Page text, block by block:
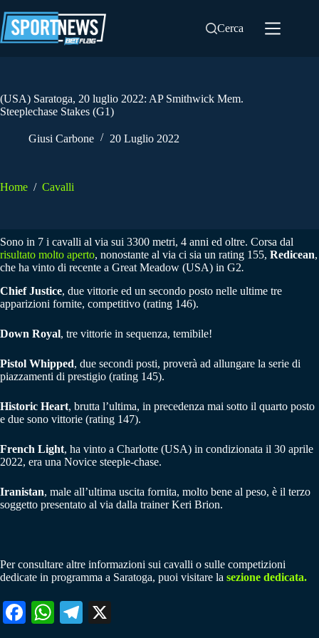
al
contenuto
Cerca
(USA) Saratoga, 20 luglio 2022: AP Smithwick Mem.
Steeplechase Stakes (G1)
Giusi Carbone 20 Luglio 2022
Home / Cavalli
Sono in 7 i cavalli al via sui 3300 metri, 4 anni ed oltre. Corsa dal
risultato molto aperto, nonostante al via ci sia un rating 155, Redicean,
che ha vinto di recente a Great Meadow (USA) in G2.
Chief Justice, due vittorie ed un secondo posto nelle ultime tre
apparizioni fornite, competitivo (rating 146).
Down Royal, tre vittorie in sequenza, temibile!
Pistol Whipped, due secondi posti, proverà ad allungare la serie di
piazzamenti di prestigio (rating 145).
Historic Heart, brutta l’ultima, in precedenza mai sotto il quarto posto
e due sono vittorie (rating 147).
French Light, ha vinto a Charlotte (USA) in condizionata il 30 aprile
2022, era una Novice steeple-chase.
Iranistan, male all’ultima uscita fornita, molto bene al peso, è il terzo
soggetto presentato al via dalla trainer Keri Brion.
Per consultare altre informazioni sui cavalli o sulle competizioni
dedicate in programma a Saratoga, puoi visitare la sezione dedicata.
Fa W
Te